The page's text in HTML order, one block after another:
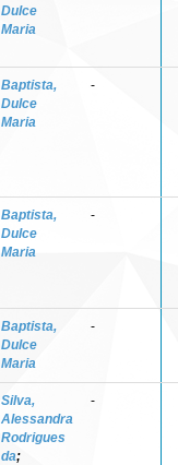
Dulce
Maria
Baptista,
Dulce
Maria
-
Baptista,
Dulce
Maria
-
Baptista,
Dulce
Maria
-
Silva,
Alessandra
Rodrigues
da;
-